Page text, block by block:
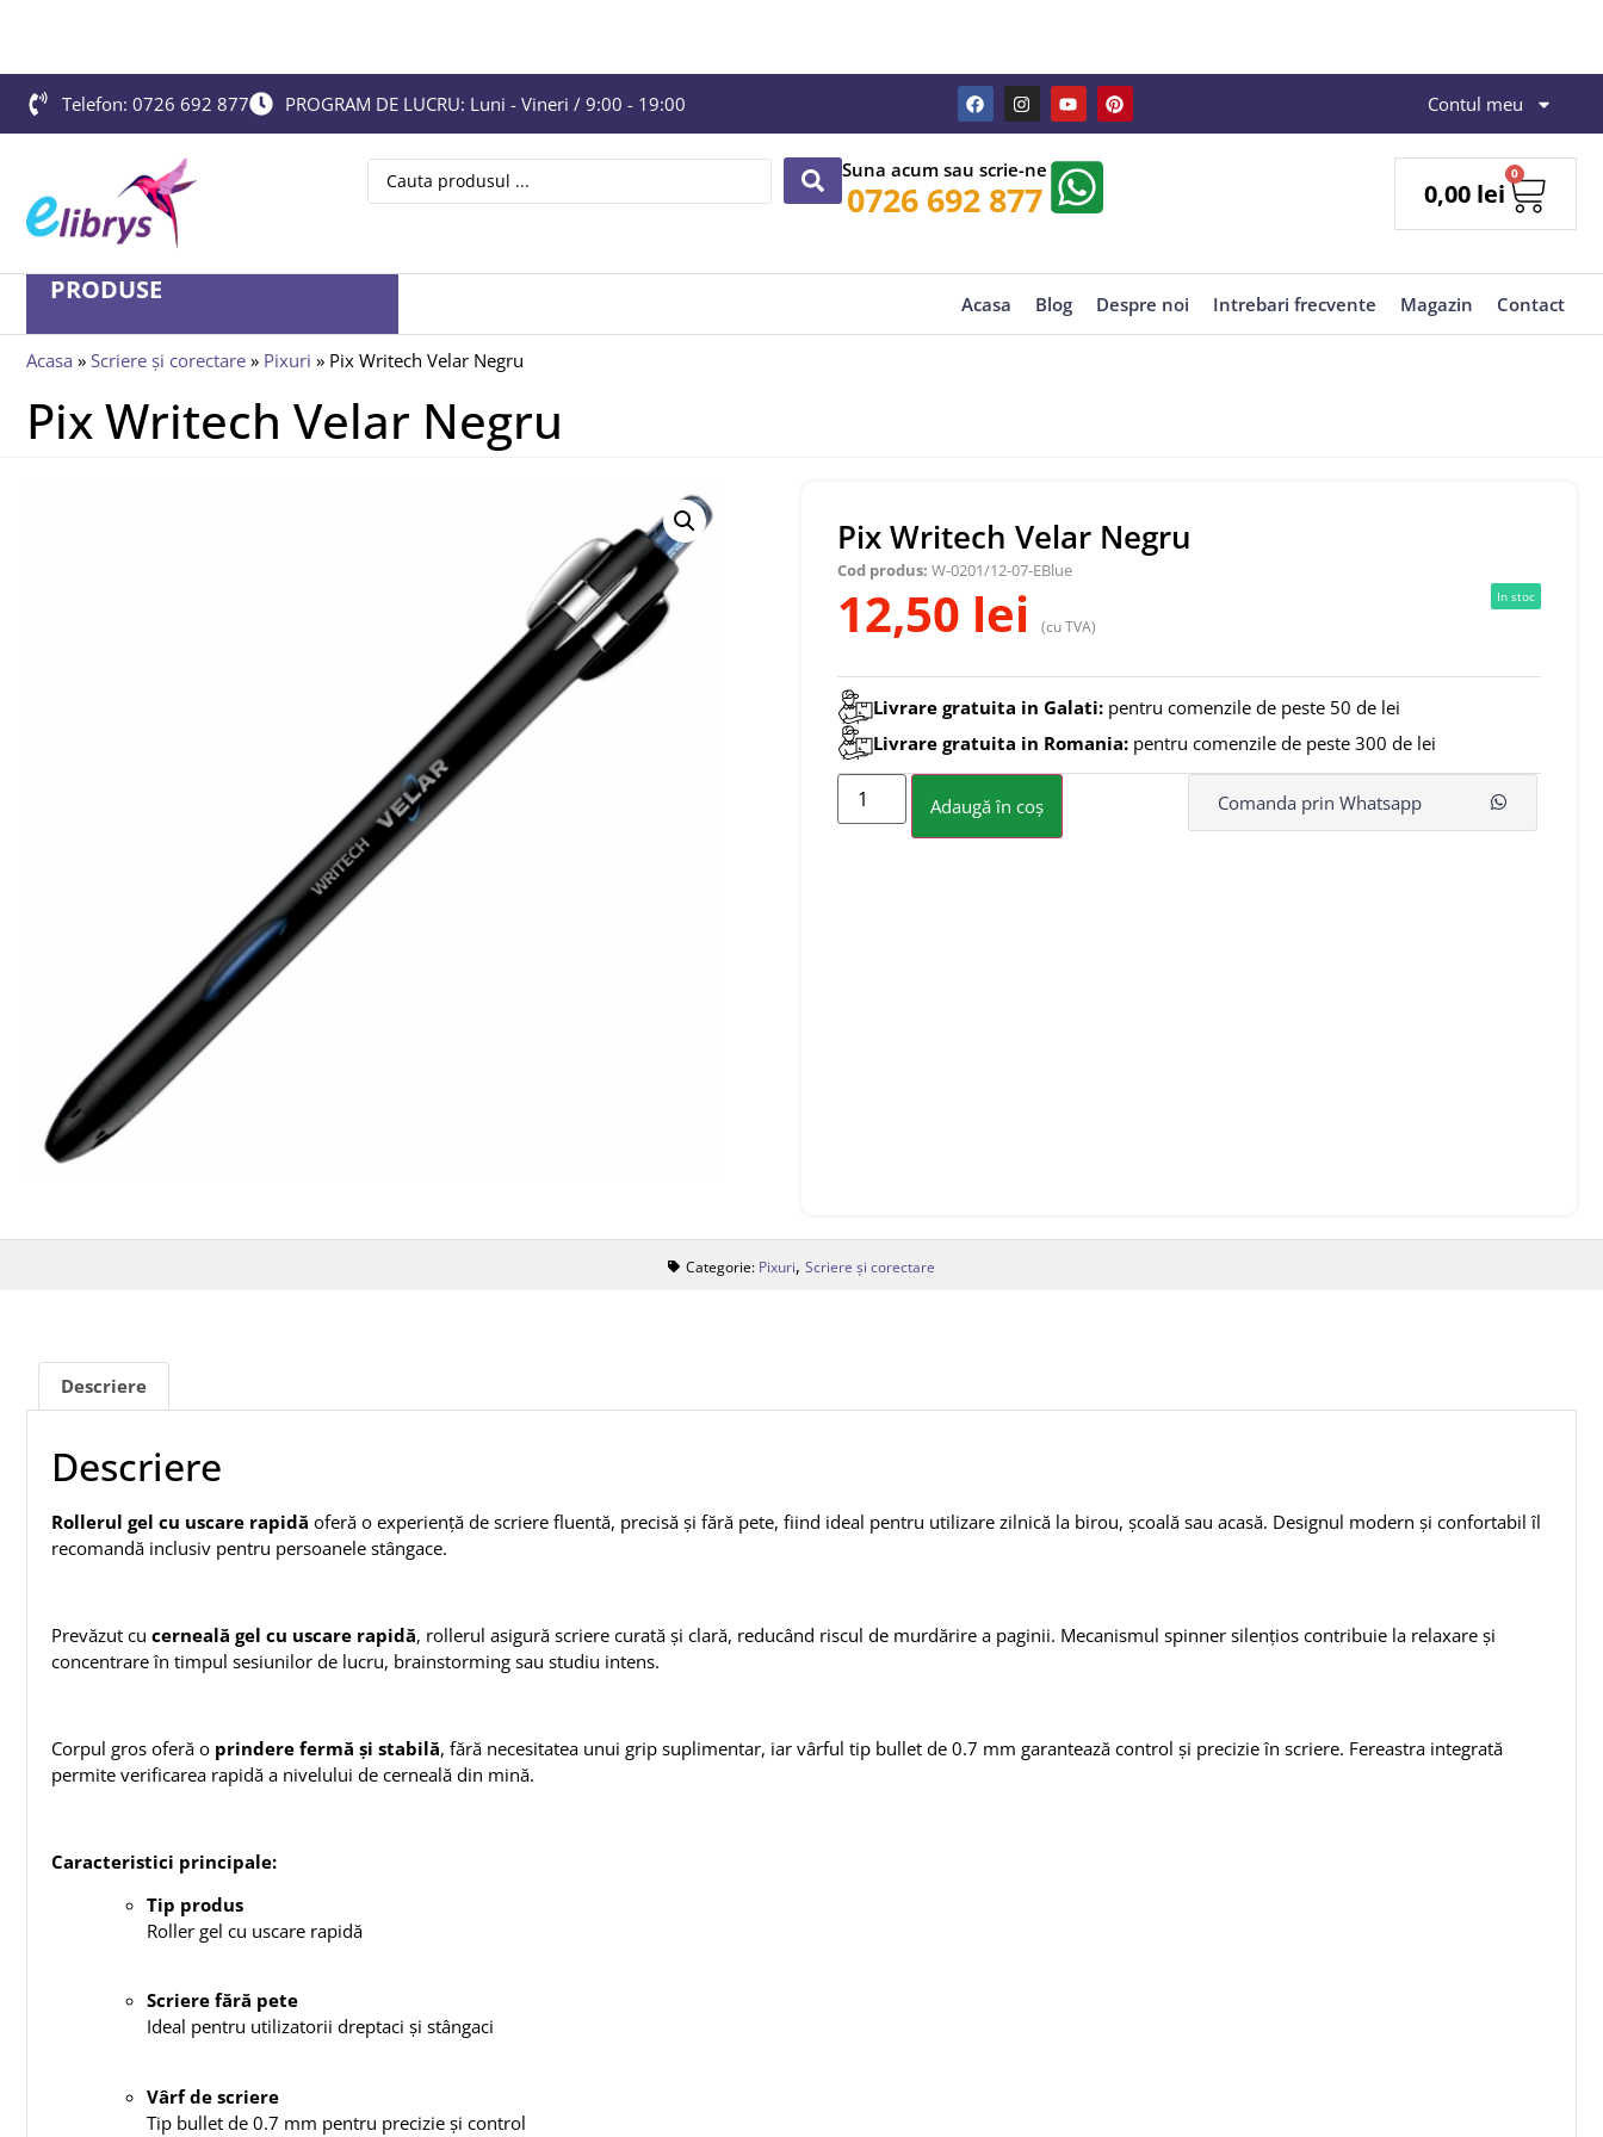
Telefon: 0726 692 877 PROGRAM DE LUCRU: Luni - Vineri / 9:00 - 19:00 Contul meu
Suna acum sau scrie-ne
0726 692 877 0,00 lei
0
PRODUSE Acasa Blog Despre noi Intrebari frecvente Magazin Contact
Acasa » Scriere și corectare » Pixuri » Pix Writech Velar Negru
Pix Writech Velar Negru
Pix Writech Velar Negru
Cod produs: W-0201/12-07-EBlue
12,50 lei (cu TVA)
In stoc
Livrare gratuita in Galati: pentru comenzile de peste 50 de lei
Livrare gratuita in Romania: pentru comenzile de peste 300 de lei
Adaugă în coș Comanda prin Whatsapp
Categorie: Pixuri, Scriere și corectare
Descriere
Descriere
Rollerul gel cu uscare rapidă oferă o experiență de scriere fluentă, precisă și fără pete, fiind ideal pentru utilizare zilnică la birou, școală sau acasă. Designul modern și confortabil îl
recomandă inclusiv pentru persoanele stângace.
Prevăzut cu cerneală gel cu uscare rapidă, rollerul asigură scriere curată și clară, reducând riscul de murdărire a paginii. Mecanismul spinner silențios contribuie la relaxare și
concentrare în timpul sesiunilor de lucru, brainstorming sau studiu intens.
Corpul gros oferă o prindere fermă și stabilă, fără necesitatea unui grip suplimentar, iar vârful tip bullet de 0.7 mm garantează control și precizie în scriere. Fereastra integrată
permite verificarea rapidă a nivelului de cerneală din mină.
Caracteristici principale:
Tip produs
Roller gel cu uscare rapidă
Scriere fără pete
Ideal pentru utilizatorii dreptaci și stângaci
Vârf de scriere
Tip bullet de 0.7 mm pentru precizie și control